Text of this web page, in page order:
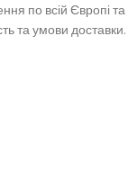
по всій Європі та
та умови доставки.